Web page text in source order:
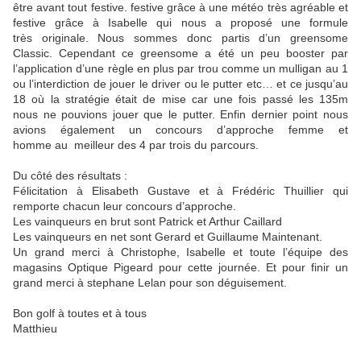
être avant tout festive. festive grâce à une météo très agréable et
festive grâce à Isabelle qui nous a proposé une formule
très originale. Nous sommes donc partis d’un greensome
Classic. Cependant ce greensome a été un peu booster par
l’application d’une règle en plus par trou comme un mulligan au 1
ou l’interdiction de jouer le driver ou le putter etc… et ce jusqu’au
18 où la stratégie était de mise car une fois passé les 135m
nous ne pouvions jouer que le putter. Enfin dernier point nous
avions également un concours d’approche femme et
homme au meilleur des 4 par trois du parcours.
Du côté des résultats :
Félicitation à Elisabeth Gustave et à Frédéric Thuillier qui
remporte chacun leur concours d’approche.
Les vainqueurs en brut sont Patrick et Arthur Caillard
Les vainqueurs en net sont Gerard et Guillaume Maintenant.
Un grand merci à Christophe, Isabelle et toute l’équipe des
magasins Optique Pigeard pour cette journée. Et pour finir un
grand merci à stephane Lelan pour son déguisement.
Bon golf à toutes et à tous
Matthieu